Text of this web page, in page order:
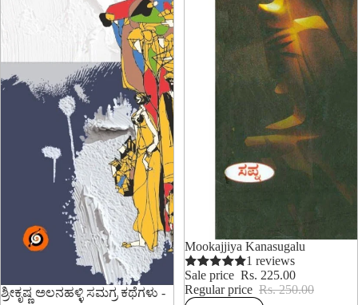
10% OFF
ಶ್ರೀಕೃಷ್ಣ ಅಲನಹಳ್ಳಿ ಸಮಗ್ರ ಕಥೆಗಳು -
10% OFF
Mookajjiya Kanasugalu
1 reviews
Sale price Rs. 225.00
Regular price Rs. 250.00